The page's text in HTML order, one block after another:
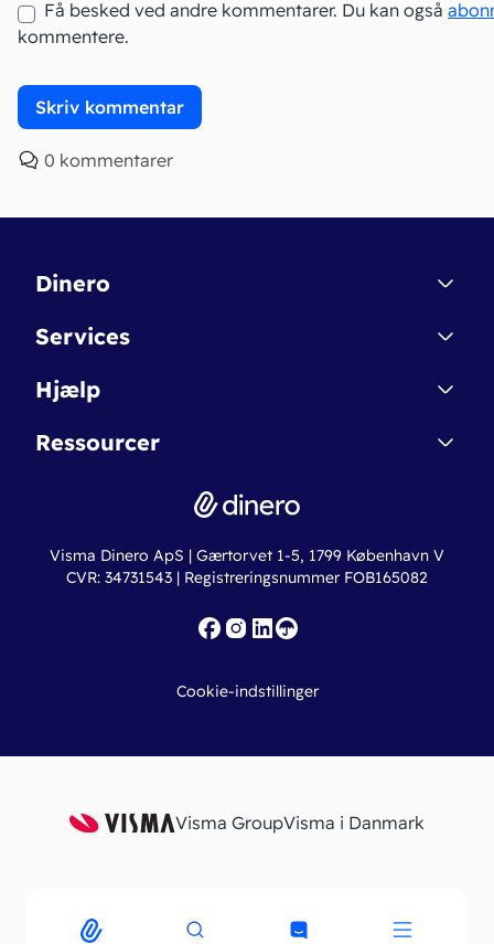
Få besked ved andre kommentarer. Du kan også
kommentere.
0 kommentarer
Dinero
Kontakt
Betingelser & Sikkerhed
Nye funktioner
Services
Dinero Starter
Dinero Pro
Erhvervslån
Fakturaskabeloner
Hjælp
Regnskabsordbogen
Online regnskabskurser
Ressourcer
Ny virksomhed
Iværksætterlegat
Visma Dinero ApS | Gærtorvet 1-5, 1799 København V
CVR: 34731543 | Registreringsnummer FOB165082
Cookie-indstillinger
Visma GroupVisma i Danmark